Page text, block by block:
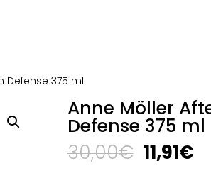
Defense 375 ml
Anne Möller
Defense 375 ml
30,00€ El
precio
11,91€El